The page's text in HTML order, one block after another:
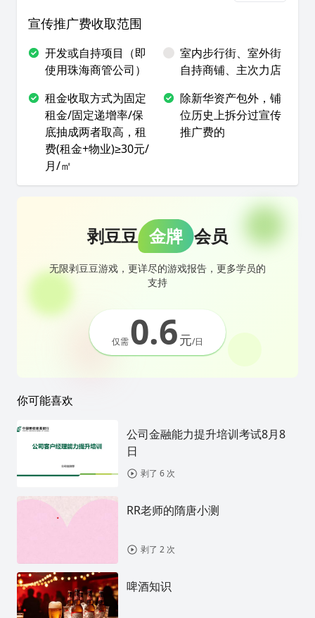
宣传推广费收取范围
开发或自持项目（即
使用珠海商管公司）
室内步行街、室外街
自持商铺、主次力店
租金收取方式为固定
租金/固定递增率/保
底抽成两者取高，租
费(租金+物业)≥30元/
月/㎡
除新华资产包外，铺
位历史上拆分过宣传
推广费的
剥豆豆 金牌 会员
无限剥豆豆游戏，更详尽的游戏报告，更多学员的
支持
仅需0.6元/日
你可能喜欢
公司金融能力提升培训考试8月8
日
剥了 6 次
RR老师的隋唐小测
剥了 2 次
啤酒知识